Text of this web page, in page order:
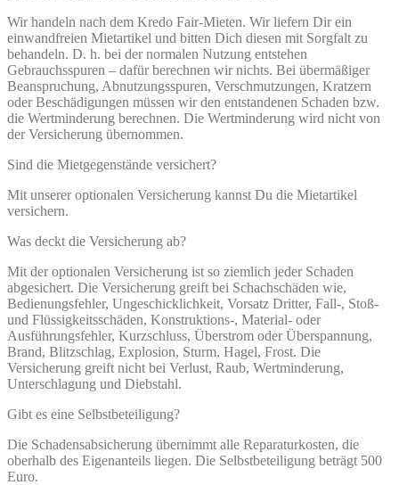
Wir handeln nach dem Kredo Fair-Mieten. Wir liefern Dir ein
einwandfreien Mietartikel und bitten Dich diesen mit Sorgfalt zu
behandeln. D. h. bei der normalen Nutzung entstehen
Gebrauchsspuren – dafür berechnen wir nichts. Bei übermäßiger
Beanspruchung, Abnutzungsspuren, Verschmutzungen, Kratzern
oder Beschädigungen müssen wir den entstandenen Schaden bzw.
die Wertminderung berechnen. Die Wertminderung wird nicht von
der Versicherung übernommen.
Sind die Mietgegenstände versichert?
Mit unserer optionalen Versicherung kannst Du die Mietartikel
versichern.
Was deckt die Versicherung ab?
Mit der optionalen Versicherung ist so ziemlich jeder Schaden
abgesichert. Die Versicherung greift bei Schachschäden wie,
Bedienungsfehler, Ungeschicklichkeit, Vorsatz Dritter, Fall-, Stoß-
und Flüssigkeitsschäden, Konstruktions-, Material- oder
Ausführungsfehler, Kurzschluss, Überstrom oder Überspannung,
Brand, Blitzschlag, Explosion, Sturm, Hagel, Frost. Die
Versicherung greift nicht bei Verlust, Raub, Wertminderung,
Unterschlagung und Diebstahl.
Gibt es eine Selbstbeteiligung?
Die Schadensabsicherung übernimmt alle Reparaturkosten, die
oberhalb des Eigenanteils liegen. Die Selbstbeteiligung beträgt 500
Euro.